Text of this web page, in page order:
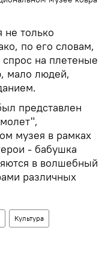
не только
по его словам,
на плетеные
мало людей,
представлен
музея в рамках
- бабушка
в волшебный
различных
Культура